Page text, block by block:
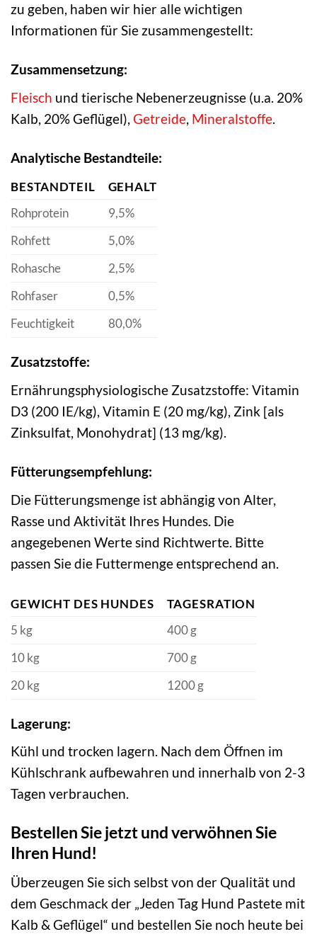
zu geben, haben wir hier alle wichtigen
Informationen für Sie zusammengestellt:
Zusammensetzung:
Fleisch und tierische Nebenerzeugnisse (u.a. 20%
Kalb, 20% Geflügel), Getreide, Mineralstoffe.
Analytische Bestandteile:
BESTANDTEIL
GEHALT
Rohprotein
9,5%
Rohfett
5,0%
Rohasche
2,5%
Rohfaser
0,5%
Feuchtigkeit
80,0%
Zusatzstoffe:
Ernährungsphysiologische Zusatzstoffe: Vitamin
D3 (200 IE/kg), Vitamin E (20 mg/kg), Zink [als
Zinksulfat, Monohydrat] (13 mg/kg).
Fütterungsempfehlung:
Die Fütterungsmenge ist abhängig von Alter,
Rasse und Aktivität Ihres Hundes. Die
angegebenen Werte sind Richtwerte. Bitte
passen Sie die Futtermenge entsprechend an.
GEWICHT DES HUNDES
TAGESRATION
5 kg
400 g
10 kg
700 g
20 kg
1200 g
Lagerung:
Kühl und trocken lagern. Nach dem Öffnen im
Kühlschrank aufbewahren und innerhalb von 2-3
Tagen verbrauchen.
Bestellen Sie jetzt und verwöhnen Sie
Ihren Hund!
Überzeugen Sie sich selbst von der Qualität und
dem Geschmack der „Jeden Tag Hund Pastete mit
Kalb & Geflügel“ und bestellen Sie noch heute bei